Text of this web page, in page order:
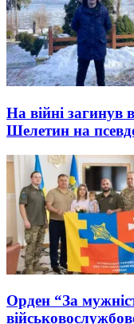
На війні загинув
Шелетин на
Орден “За